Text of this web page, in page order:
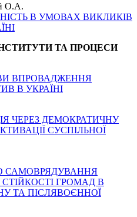
О.А.
В УМОВАХ ВИКЛИКІВ
ТА ПРОЦЕСИ
ВПРОВАДЖЕННЯ
В УКРАЇНІ
ЧЕРЕЗ ДЕМОКРАТИЧНУ
СУСПІЛЬНОЇ
САМОВРЯДУВАННЯ
СТІЙКОСТІ ГРОМАД В
ТА ПІСЛЯВОЄННОЇ